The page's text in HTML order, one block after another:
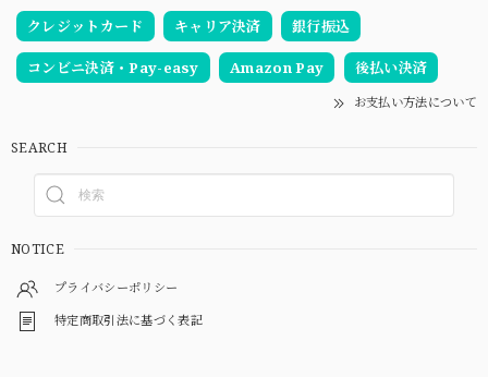
クレジットカード
キャリア決済 銀行振込
コンビニ決済・Pay-easy Amazon Pay 後払い決済
お支払い方法について
SEARCH
NOTICE
プライバシーポリシー
特定商取引法に基づく表記